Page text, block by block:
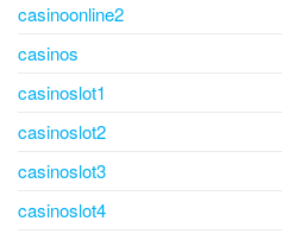
casinoonline2
casinos
casinoslot1
casinoslot2
casinoslot3
casinoslot4